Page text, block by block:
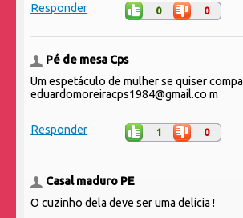
Responder 0 0
Pé de mesa Cps
Um espetáculo de mulher se quiser
eduardomoreiracps1984@gmail.co m
Responder 1 0
Casal maduro PE
O cuzinho dela deve ser uma delícia !